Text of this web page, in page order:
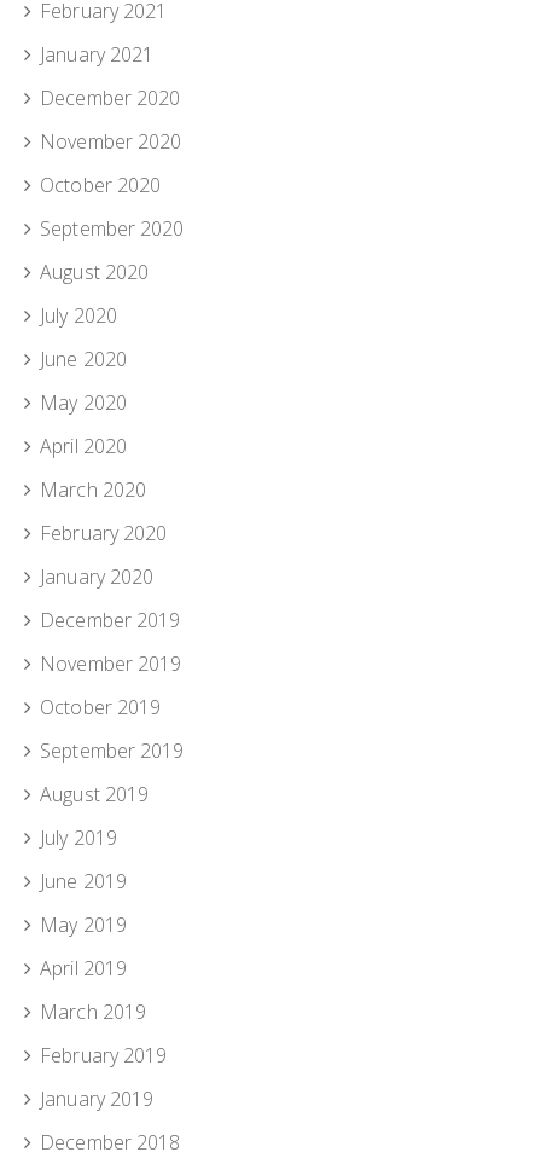
February 2021
January 2021
December 2020
November 2020
October 2020
September 2020
August 2020
July 2020
June 2020
May 2020
April 2020
March 2020
February 2020
January 2020
December 2019
November 2019
October 2019
September 2019
August 2019
July 2019
June 2019
May 2019
April 2019
March 2019
February 2019
January 2019
December 2018